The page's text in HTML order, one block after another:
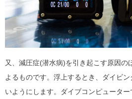
又、減圧症(潜水病)を引き起こす原因の
よるものです。浮上するとき、ダイビ
いようにします。ダイブコンピュータ